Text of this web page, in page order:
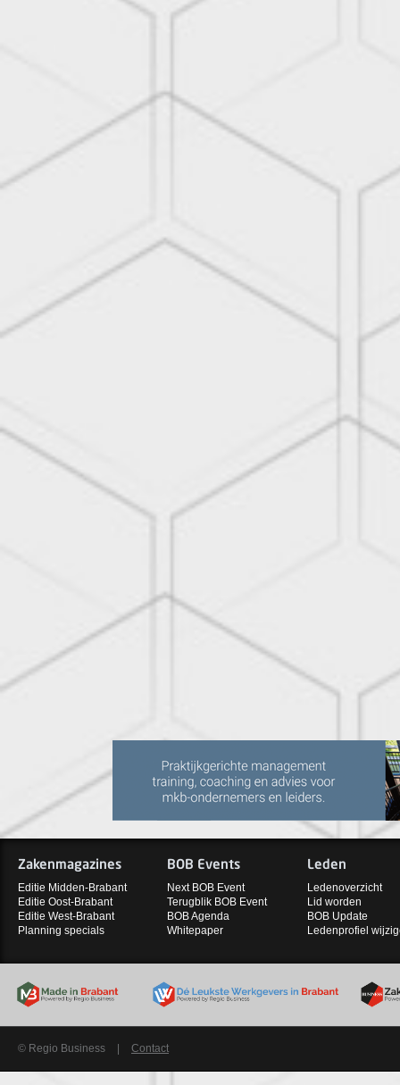
Zakenmagazines
Editie Midden-Brabant
Editie Oost-Brabant
Editie West-Brabant
Planning specials
BOB Events
Next BOB Event
Terugblik BOB Event
BOB Agenda
Whitepaper
Leden
Ledenoverzicht
Lid worden
BOB Update
Ledenprofiel
© Regio Business Contact